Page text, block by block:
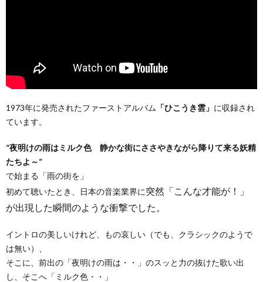
1973年に発売されたファーストアルバム 「ひこうき雲」 に収録され
ています。
”夜明けの雨はミルク色 静かな街にささやきながら降りて来る妖精
たちよ～”
で始まる「雨の街を」
初めて聴いたとき、日本の音楽業界に突然「 こんな才能が！」
が出現した瞬間のような衝撃でした。
イントロの美しいけれど、もの哀しい（でも、クラシックのようで
は無い）、
そこに、前出の「夜明けの雨は・・」のスッと力の抜けた歌い出
し、そこへ「ミルク色・・」